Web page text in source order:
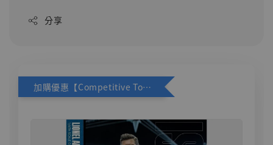
分享
加購優惠【Competitive Toys 梅西 [CM001]】